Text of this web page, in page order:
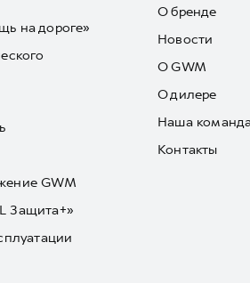
на дороге»
GWM
Защита+»
О бренде
Новости
О GWM
О дилере
Наша
Контакты